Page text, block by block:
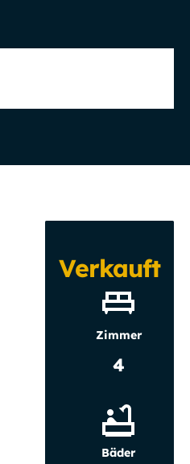
Verkauft
Zimmer
4
Bäder